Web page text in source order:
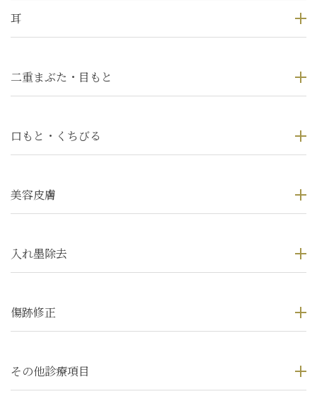
耳
二重まぶた・目もと
口もと・くちびる
美容皮膚
入れ墨除去
傷跡修正
その他診療項目